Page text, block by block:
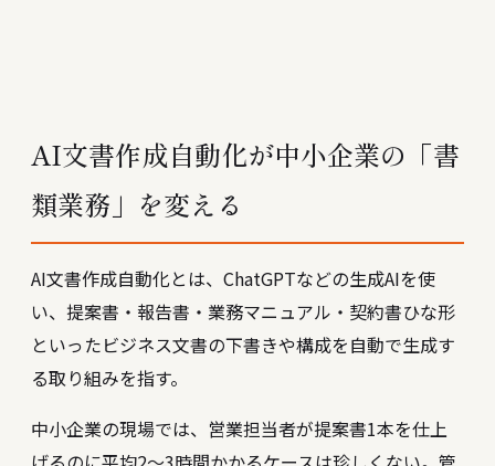
AI文書作成自動化が中小企業の「書
類業務」を変える
AI文書作成自動化とは、ChatGPTなどの生成AIを使
い、提案書・報告書・業務マニュアル・契約書ひな形
といったビジネス文書の下書きや構成を自動で生成す
る取り組みを指す。
中小企業の現場では、営業担当者が提案書1本を仕上